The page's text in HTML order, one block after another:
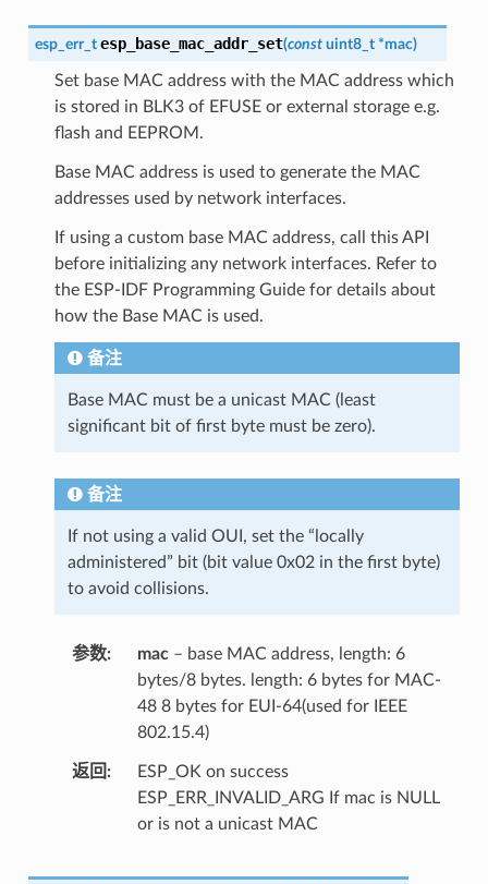
esp_err_t esp_base_mac_addr_set(const uint8_t *mac)
Set base MAC address with the MAC address which
is stored in BLK3 of EFUSE or external storage e.g.
flash and EEPROM.
Base MAC address is used to generate the MAC
addresses used by network interfaces.
If using a custom base MAC address, call this API
before initializing any network interfaces. Refer to
the ESP-IDF Programming Guide for details about
how the Base MAC is used.
备注
Base MAC must be a unicast MAC (least
significant bit of first byte must be zero).
备注
If not using a valid OUI, set the “locally
administered” bit (bit value 0x02 in the first byte)
to avoid collisions.
参数 mac– base MAC address, length: 6
bytes/8 bytes. length: 6 bytes for MAC-
48 8 bytes for EUI-64(used for IEEE
802.15.4)
返回
ESP_OK on success
ESP_ERR_INVALID_ARG If mac is NULL
or is not a unicast MAC